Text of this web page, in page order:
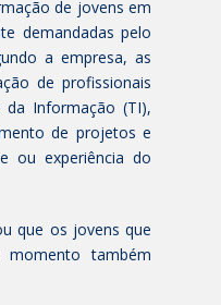
de jovens em
demandadas pelo
a empresa, as
de profissionais
Informação (TI),
de projetos e
ou experiência do
que os jovens que
também